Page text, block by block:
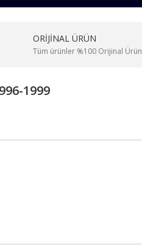
ORİJİNAL ÜRÜN
Tüm ürünler %100 Orijinal Ürün
1999